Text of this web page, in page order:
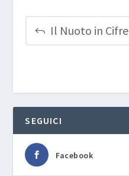
Il Nuoto in Cifre
SEGUICI
Facebook